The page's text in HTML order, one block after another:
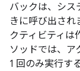
バックは、シス
きに呼び出され
クティビティは
ソッドでは、ア
1 回のみ実行す